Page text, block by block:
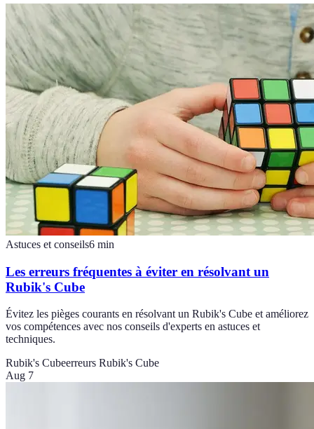
Astuces et conseils6 min
Les erreurs fréquentes à éviter en résolvant un
Rubik's Cube
Évitez les pièges courants en résolvant un Rubik's Cube et améliorez
vos compétences avec nos conseils d'experts en astuces et
techniques.
Rubik's Cubeerreurs Rubik's Cube
Aug 7